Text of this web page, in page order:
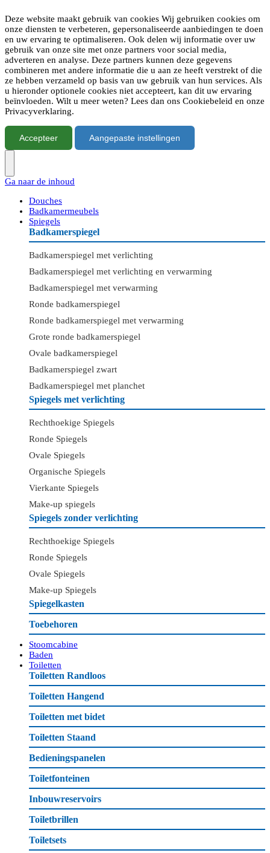
Deze website maakt gebruik van cookies Wij gebruiken cookies om
onze diensten te verbeteren, gepersonaliseerde aanbiedingen te doen
en uw ervaring te optimaliseren. Ook delen wij informatie over uw
gebruik van onze site met onze partners voor social media,
adverteren en analyse. Deze partners kunnen deze gegevens
combineren met andere informatie die u aan ze heeft verstrekt of die
ze hebben verzameld op basis van uw gebruik van hun services. Als
u hieronder optionele cookies niet accepteert, kan dit uw ervaring
beïnvloeden. Wilt u meer weten? Lees dan ons Cookiebeleid en onze
Privacyverklaring.
Accepteer Aangepaste instellingen
Ga naar de inhoud
Douches
Badkamermeubels
Spiegels
Badkamerspiegel
Badkamerspiegel met verlichting
Badkamerspiegel met verlichting en verwarming
Badkamerspiegel met verwarming
Ronde badkamerspiegel
Ronde badkamerspiegel met verwarming
Grote ronde badkamerspiegel
Ovale badkamerspiegel
Badkamerspiegel zwart
Badkamerspiegel met planchet
Spiegels met verlichting
Rechthoekige Spiegels
Ronde Spiegels
Ovale Spiegels
Organische Spiegels
Vierkante Spiegels
Make-up spiegels
Spiegels zonder verlichting
Rechthoekige Spiegels
Ronde Spiegels
Ovale Spiegels
Make-up Spiegels
Spiegelkasten
Toebehoren
Stoomcabine
Baden
Toiletten
Toiletten Randloos
Toiletten Hangend
Toiletten met bidet
Toiletten Staand
Bedieningspanelen
Toiletfonteinen
Inbouwreservoirs
Toiletbrillen
Toiletsets